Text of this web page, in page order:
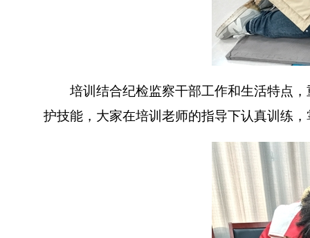
培训结合纪检监察干部工作和生活特点，
护技能，大家在培训老师的指导下认真训练